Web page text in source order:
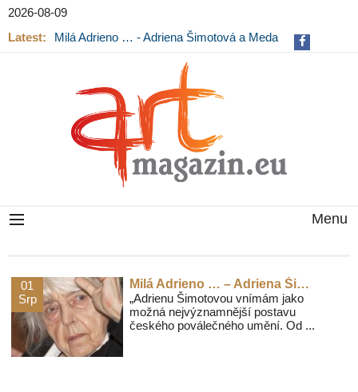
2026-08-09
Latest:
Milá Adrieno … - Adriena Šimotová a Meda
Menu
01
Srp
Milá Adrieno … – Adriena Šimotová a Meda Mládková na výstavě v Museu Kampa
„Adrienu Šimotovou vnímám jako
možná nejvýznamnější postavu
českého poválečného umění. Od ...